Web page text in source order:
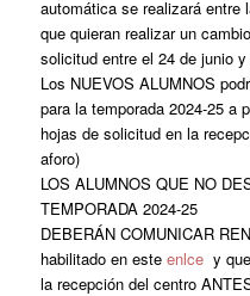
automática se realizará entre
que quieran realizar un
solicitud entre el 24 de junio
Los NUEVOS ALUMNOS
para la temporada 2024-25 a
hojas de solicitud en la
aforo)
LOS ALUMNOS QUE NO
TEMPORADA 2024-25
DEBERÁN COMUNICAR
habilitado en este enlcey que
la recepción del centro